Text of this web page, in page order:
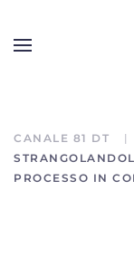
CANALE 81 DT
PROCESSO IN